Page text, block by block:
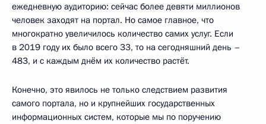
ежедневную аудиторию: сейчас более девяти миллионов
человек заходят на портал. Но самое главное, что
многократно увеличилось количество самих услуг. Если
в 2019 году их было всего 33, то на сегодняшний день –
483, и с каждым днём их количество растёт.
Конечно, это явилось не только следствием развития
самого портала, но и крупнейших государственных
информационных систем, которые мы по поручению